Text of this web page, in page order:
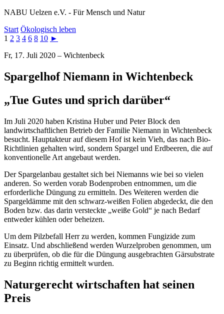
NABU Uelzen e.V. - Für Mensch und Natur
Start Ökologisch leben
1 2 3 4 6 8 10 ►
Fr, 17. Juli 2020 – Wichtenbeck
Spargelhof Niemann in Wichtenbeck
„Tue Gutes und sprich darüber“
Im Juli 2020 haben Kristina Huber und Peter Block den
landwirtschaftlichen Betrieb der Familie Niemann in Wichtenbeck
besucht. Hauptakteur auf diesem Hof ist kein Vieh, das nach Bio-
Richtlinien gehalten wird, sondern Spargel und Erdbeeren, die auf
konventionelle Art angebaut werden.
Der Spargelanbau gestaltet sich bei Niemanns wie bei so vielen
anderen. So werden vorab Bodenproben entnommen, um die
erforderliche Düngung zu ermitteln. Des Weiteren werden die
Spargeldämme mit den schwarz-weißen Folien abgedeckt, die den
Boden bzw. das darin versteckte „weiße Gold“ je nach Bedarf
entweder kühlen oder beheizen.
Um dem Pilzbefall Herr zu werden, kommen Fungizide zum
Einsatz. Und abschließend werden Wurzelproben genommen, um
zu überprüfen, ob die für die Düngung ausgebrachten Gärsubstrate
zu Beginn richtig ermittelt wurden.
Naturgerecht wirtschaften hat seinen
Preis